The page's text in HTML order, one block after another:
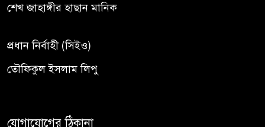
শেখ জাহাঙ্গীর হাছান মানিক
প্রধান নির্বাহী (সিইও)
তৌফিকুল ইসলাম লিপু
যোগাযোগের ঠিকানা